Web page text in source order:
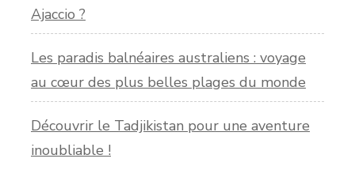
Ajaccio ?
Les paradis balnéaires australiens : voyage
au cœur des plus belles plages du monde
Découvrir le Tadjikistan pour une aventure
inoubliable !